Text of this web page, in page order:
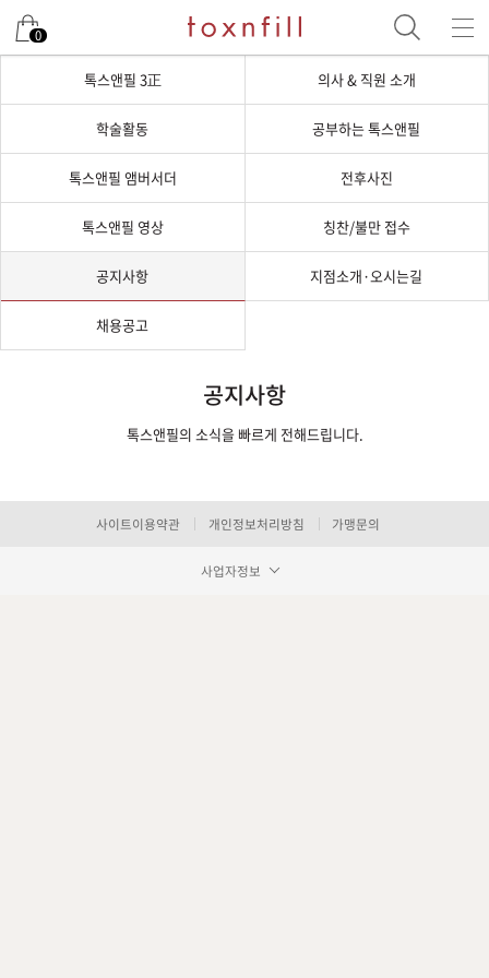
0
톡스앤필 3正 의사 & 직원 소개
학술활동 공부하는 톡스앤필
톡스앤필 앰버서더 전후사진
톡스앤필 영상 칭찬/불만 접수
공지사항 지점소개·오시는길
채용공고
공지사항
톡스앤필의 소식을 빠르게 전해드립니다.
사이트이용약관 개인정보처리방침 가맹문의
사업자정보